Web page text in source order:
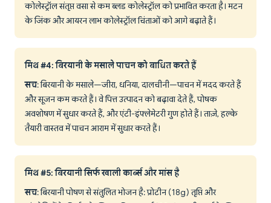
कोलेस्ट्रॉल संतृप्त वसा से कम ब्लड कोलेस्ट्रॉल को प्रभावित करता है। मटन
के जिंक और आयरन लाभ कोलेस्ट्रॉल चिंताओं को आगे बढ़ाते हैं।
मिथ #4: बिरयानी के मसाले पाचन को बाधित करते हैं
सच: बिरयानी के मसाले—जीरा, धनिया, दालचीनी—पाचन में मदद करते हैं
और सूजन कम करते हैं। वे पित्त उत्पादन को बढ़ावा देते हैं, पोषक
अवशोषण में सुधार करते हैं, और एंटी-इंफ्लेमेटरी गुण होते हैं। ताज़े, हल्के
तैयारी वास्तव में पाचन आराम में सुधार करते हैं।
मिथ #5: बिरयानी सिर्फ खाली कार्ब्स और मांस है
सच: बिरयानी पोषण से संतुलित भोजन है: प्रोटीन (18g) तृप्ति और